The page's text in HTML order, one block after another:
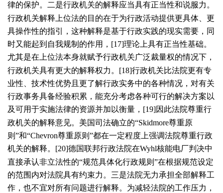
律的保护。二是行政机关的解释应当具有正当性和说服力。
行政机关解释上位法的目的在于为行政活动提供更具体、更
具操作性的指引，这种解释是基于行政实践的现实需要，同
时又能起到自我规制的作用，[17]理论上具有正当性基础。
尤其是在上位法本身就赋予行政机关广泛裁量权的情况下，
行政机关具有更大的解释权力。[18]行政机关比法院更有专
业性、技术性优势且更了解行政实务中的各种情况，对有关
行政事务具备经验积累，能充分考虑各种可行的解决方案以
及可用于实施法律的资源并加以衡量，[19]因此法院尊重行
政机关的解释意见。美国司法确立的“Skidmore尊重原
则”和“Chevron尊重原则”都在一定程度上强调法院尊重行政
机关的解释。[20]德国联邦行政法院在Wyhl核能电厂判决中
直接承认非立法性的“规范具体化行政规则”在根据规范设定
的范围内对法院具有约束力。三是法院无力承担全部解释工
作，也不宜对所有问题进行解释。为减轻法院的工作压力，